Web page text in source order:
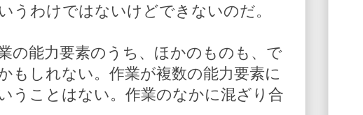
うわけではないけどできないのだ。
の能力要素のうち、ほかのものも、で
もしれない。作業が複数の能力要素に
うことはない。作業のなかに混ざり合